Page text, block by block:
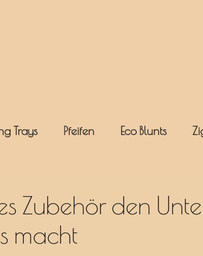
Trays Pfeifen Eco Blunts
Zubehör den
macht